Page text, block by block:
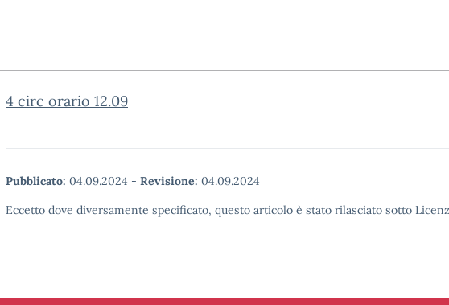
4 circ orario 12.09
Pubblicato: 04.09.2024 - Revisione: 04.09.2024
Eccetto dove diversamente specificato, questo articolo è stato rilasciato sotto